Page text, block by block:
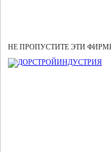
НЕ ПРОПУСТИТЕ ЭТИ